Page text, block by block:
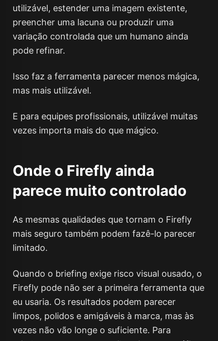
utilizável, estender uma imagem existente,
preencher uma lacuna ou produzir uma
variação controlada que um humano ainda
pode refinar.
Isso faz a ferramenta parecer menos mágica,
mas mais utilizável.
E para equipes profissionais, utilizável muitas
vezes importa mais do que mágico.
Onde o Firefly ainda
parece muito controlado
As mesmas qualidades que tornam o Firefly
mais seguro também podem fazê-lo parecer
limitado.
Quando o briefing exige risco visual ousado, o
Firefly pode não ser a primeira ferramenta que
eu usaria. Os resultados podem parecer
limpos, polidos e amigáveis à marca, mas às
vezes não vão longe o suficiente. Para